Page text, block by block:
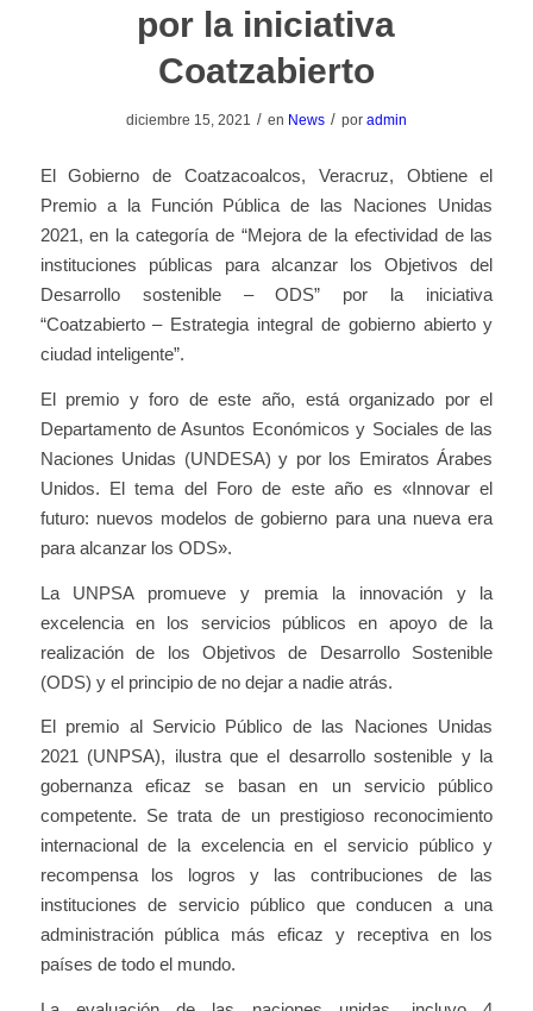
por la iniciativa
Coatzabierto
diciembre 15, 2021 / en News / por admin
El Gobierno de Coatzacoalcos, Veracruz, Obtiene el
Premio a la Función Pública de las Naciones Unidas
2021, en la categoría de “Mejora de la efectividad de las
instituciones públicas para alcanzar los Objetivos del
Desarrollo sostenible – ODS” por la iniciativa
“Coatzabierto – Estrategia integral de gobierno abierto y
ciudad inteligente”.
El premio y foro de este año, está organizado por el
Departamento de Asuntos Económicos y Sociales de las
Naciones Unidas (UNDESA) y por los Emiratos Árabes
Unidos. El tema del Foro de este año es «Innovar el
futuro: nuevos modelos de gobierno para una nueva era
para alcanzar los ODS».
La UNPSA promueve y premia la innovación y la
excelencia en los servicios públicos en apoyo de la
realización de los Objetivos de Desarrollo Sostenible
(ODS) y el principio de no dejar a nadie atrás.
El premio al Servicio Público de las Naciones Unidas
2021 (UNPSA), ilustra que el desarrollo sostenible y la
gobernanza eficaz se basan en un servicio público
competente. Se trata de un prestigioso reconocimiento
internacional de la excelencia en el servicio público y
recompensa los logros y las contribuciones de las
instituciones de servicio público que conducen a una
administración pública más eficaz y receptiva en los
países de todo el mundo.